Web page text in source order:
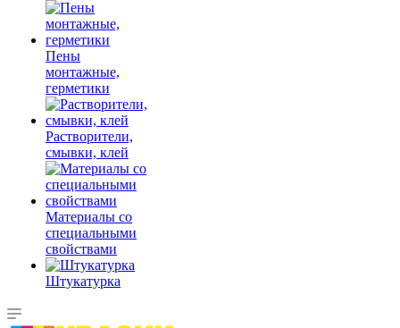
Пены
монтажные,
герметики
Растворители,
смывки, клей
Материалы со
специальными
свойствами
Штукатурка